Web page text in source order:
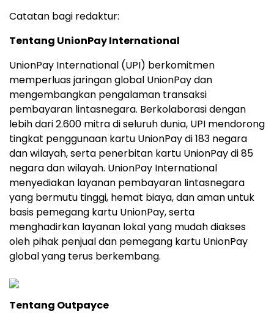
Catatan bagi redaktur:
Tentang UnionPay International
UnionPay International (UPI) berkomitmen
memperluas jaringan global UnionPay dan
mengembangkan pengalaman transaksi
pembayaran lintasnegara. Berkolaborasi dengan
lebih dari 2.600 mitra di seluruh dunia, UPI mendorong
tingkat penggunaan kartu UnionPay di 183 negara
dan wilayah, serta penerbitan kartu UnionPay di 85
negara dan wilayah. UnionPay International
menyediakan layanan pembayaran lintasnegara
yang bermutu tinggi, hemat biaya, dan aman untuk
basis pemegang kartu UnionPay, serta
menghadirkan layanan lokal yang mudah diakses
oleh pihak penjual dan pemegang kartu UnionPay
global yang terus berkembang.
Tentang Outpayce